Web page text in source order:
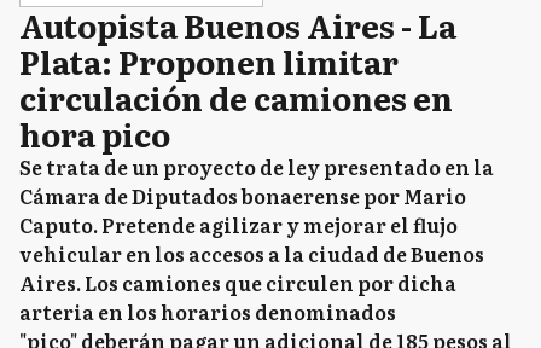
Autopista Buenos Aires - La
Plata: Proponen limitar
circulación de camiones en
hora pico
Se trata de un proyecto de ley presentado en la
Cámara de Diputados bonaerense por Mario
Caputo. Pretende agilizar y mejorar el flujo
vehicular en los accesos a la ciudad de Buenos
Aires. Los camiones que circulen por dicha
arteria en los horarios denominados
"pico" deberán pagar un adicional de 185 pesos al